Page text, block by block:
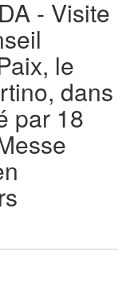
- Visite
le
dans
par 18